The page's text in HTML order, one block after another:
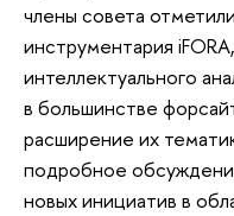
члены совета
инструментария
интеллектуального
в большинстве
расширение их
подробное
новых инициатив в